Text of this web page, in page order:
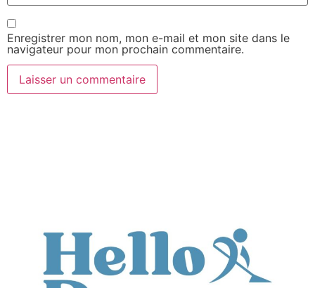
Enregistrer mon nom, mon e-mail et mon site dans le
navigateur pour mon prochain commentaire.